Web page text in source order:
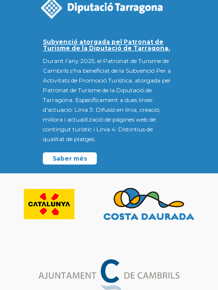
Subvenció atorgada pel Patronat de
Turisme de la Diputació de Tarragona.
Durant l'any 2025, el Patronat de Turisme de
Cambrils s'ha beneficiat de la Subvenció Per a
Activitats de Promoció Turística, atorgada pel
Patronat de Turisme de la Diputació de
Tarragona. Específicament a dues línies
d'actuació: Línia 3: Difusió en línia, creació,
millora i actualització de pàgines web de
contingut turístic i Línia 4: Distintius de
qualitat de platges.
Saber més